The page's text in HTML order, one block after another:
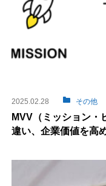
2025.02.28 その他
MVV（ミッション・
違い、企業価値を高